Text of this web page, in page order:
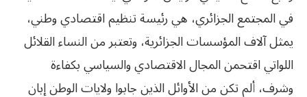
في المجتمع الجزائري، هي رئيسة تنظيم اقتصادي وطني،
يمثل آلاف المؤسسات الجزائرية، وتعتبر من النساء القلائل
اللواتي اقتحمن المجال الاقتصادي والسياسي بكفاءة
وشرف، ألم تكن من الأوائل الذين جابوا ولايات الوطن إبان